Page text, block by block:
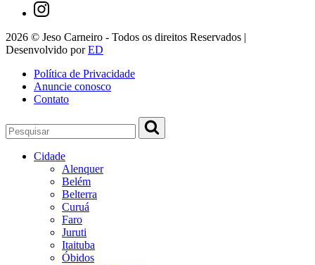
2026 © Jeso Carneiro - Todos os direitos Reservados |
Desenvolvido porED
Política de Privacidade
Anuncie conosco
Contato
Cidade
Alenquer
Belém
Belterra
Curuá
Faro
Juruti
Itaituba
Óbidos